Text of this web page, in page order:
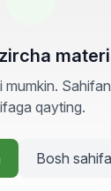
qayting.
Bosh